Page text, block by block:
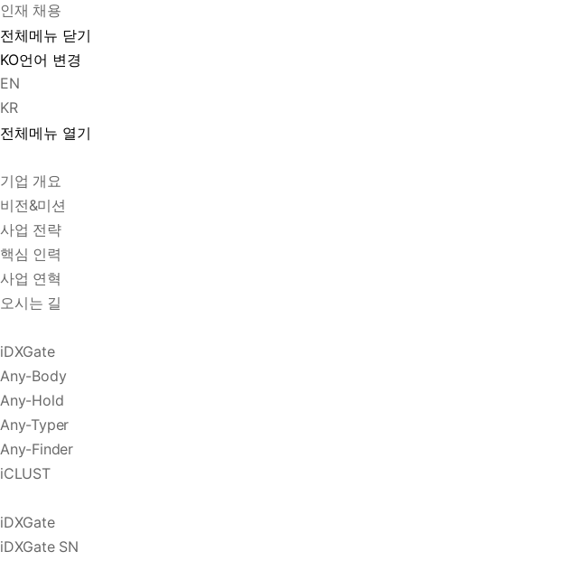
인재 채용
전체메뉴 닫기
KO언어 변경
EN
KR
전체메뉴 열기
기업 개요
비전&미션
사업 전략
핵심 인력
사업 연혁
오시는 길
iDXGate
Any-Body
Any-Hold
Any-Typer
Any-Finder
iCLUST
iDXGate
iDXGate SN